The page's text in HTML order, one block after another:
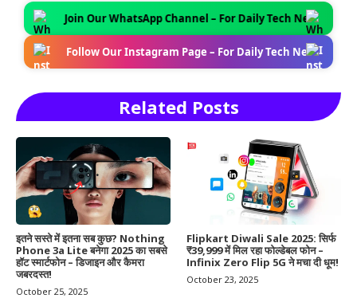
Join Our WhatsApp Channel – For Daily Tech News Updates
Follow Our Instagram Page – For Daily Tech News Updates
Related Posts
इतने सस्ते में इतना सब कुछ? Nothing
Phone 3a Lite बनेगा 2025 का सबसे
हॉट स्मार्टफोन – डिजाइन और कैमरा
जबरदस्त!
October 25, 2025
Flipkart Diwali Sale 2025: सिर्फ
₹39,999 में मिल रहा फोल्डेबल फोन –
Infinix Zero Flip 5G ने मचा दी धूम!
October 23, 2025